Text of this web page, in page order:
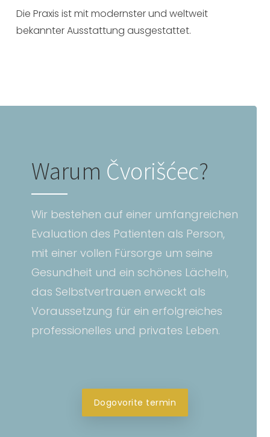
Die Praxis ist mit modernster und weltweit
bekannter Ausstattung ausgestattet.
Warum Čvorišćec?
Wir bestehen auf einer umfangreichen
Evaluation des Patienten als Person,
mit einer vollen Fürsorge um seine
Gesundheit und ein schönes Lächeln,
das Selbstvertrauen erweckt als
Voraussetzung für ein erfolgreiches
professionelles und privates Leben.
Dogovorite termin